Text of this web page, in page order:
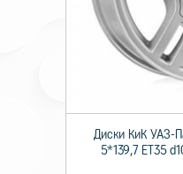
Диски КиК УАЗ-
5*139,7 ET35